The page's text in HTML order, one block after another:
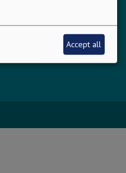
Accept all